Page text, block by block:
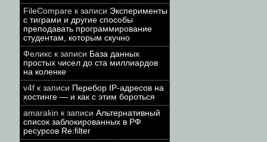
FileCompare к записи Эксперименты
с тиграми и другие способы
преподавать программирование
студентам, которым скучно
Феликс к записи База данных
простых чисел до ста миллиардов
на коленке
v4f к записи Перебор IP-адресов на
хостинге — и как с этим бороться
amarakin к записи Альтернативный
список заблокированных в РФ
ресурсов Re:filter